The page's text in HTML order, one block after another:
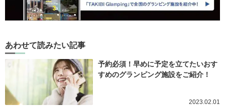
あわせて読みたい記事
予約必須！早めに予定を立てたいおす
すめのグランピング施設をご紹介！
2023.02.01